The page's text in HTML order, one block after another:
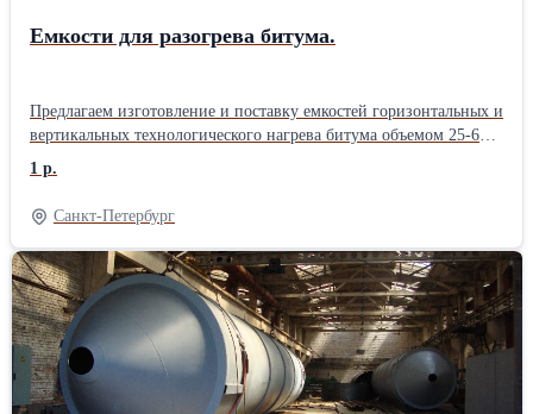
Емкости для разогрева битума.
Предлагаем изготовление и поставку емкостей горизонтальных и
вертикальных технологического нагрева битума объемом 25-60
м3 в габаритных размерах для перевозки автотранспортом.
Емкость предназначена для хранения и разогрева
нефтепродуктов до рабочей температуры. Нагрев производится
термальным маслом внутри емкости.
1 р.
Санкт-Петербург